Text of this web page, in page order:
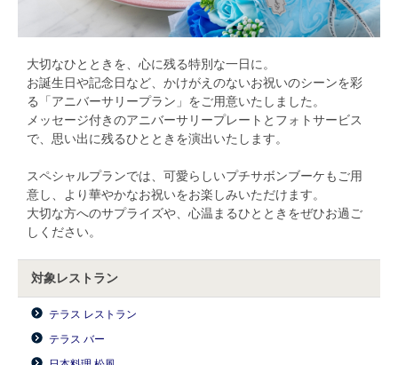
大切なひとときを、心に残る特別な一日に。
お誕生日や記念日など、かけがえのないお祝いのシーンを彩
る「アニバーサリープラン」をご用意いたしました。
メッセージ付きのアニバーサリープレートとフォトサービス
で、思い出に残るひとときを演出いたします。
スペシャルプランでは、可愛らしいプチサボンブーケもご用
意し、より華やかなお祝いをお楽しみいただけます。
大切な方へのサプライズや、心温まるひとときをぜひお過ご
しください。
対象レストラン
テラス レストラン
テラス バー